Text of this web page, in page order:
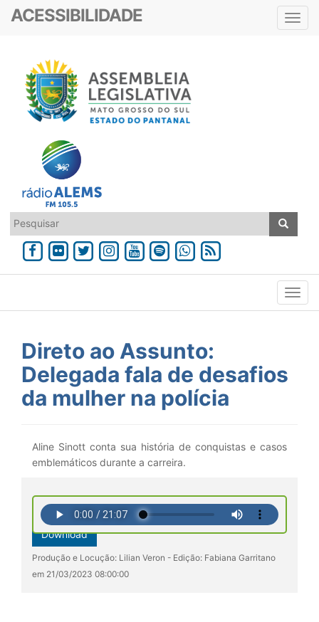
ACESSIBILIDADE
Direto ao Assunto:
Delegada fala de desafios
da mulher na polícia
Aline Sinott conta sua história de conquistas e casos
emblemáticos durante a carreira.
Download
Produção e Locução: Lilian Veron - Edição: Fabiana Garritano
em 21/03/2023 08:00:00